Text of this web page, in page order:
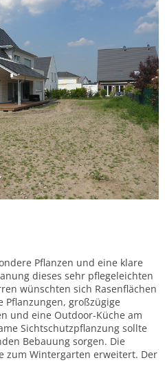
Pflanzen und eine klare
dieses sehr pflegeleichten
wünschten sich Rasenflächen
großzügige
und eine Outdoor-Küche am
Sichtschutzpflanzung sollte
Bebauung sorgen. Die
zum Wintergarten erweitert. Der